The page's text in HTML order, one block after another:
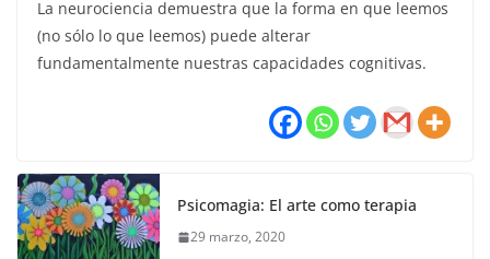
La neurociencia demuestra que la forma en que leemos
(no sólo lo que leemos) puede alterar
fundamentalmente nuestras capacidades cognitivas.
Psicomagia: El arte como terapia
29 marzo, 2020